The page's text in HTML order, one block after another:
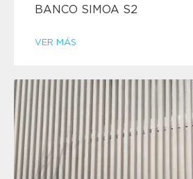
BANCO SIMOA S2
VER MÁS